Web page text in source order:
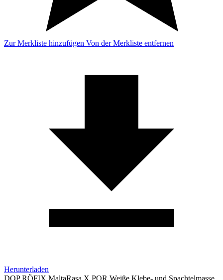
Zur Merkliste hinzufügen Von der Merkliste entfernen
Herunterladen
DOP RÖFIX MaltaRasa X POR Weiße Klebe- und Spachtelmasse